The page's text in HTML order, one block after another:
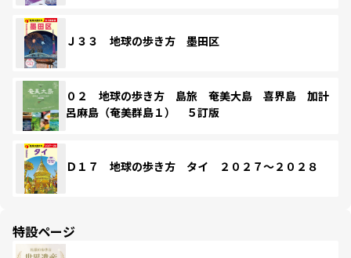
Ｊ３３ 地球の歩き方 墨田区
０２ 地球の歩き方 島旅 奄美大島 喜界島 加計
呂麻島（奄美群島１） ５訂版
Ｄ１７ 地球の歩き方 タイ ２０２７～２０２８
特設ページ